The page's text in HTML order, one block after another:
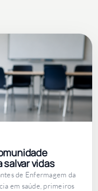
salvar vidas
de Enfermagem da
em saúde, primeiros